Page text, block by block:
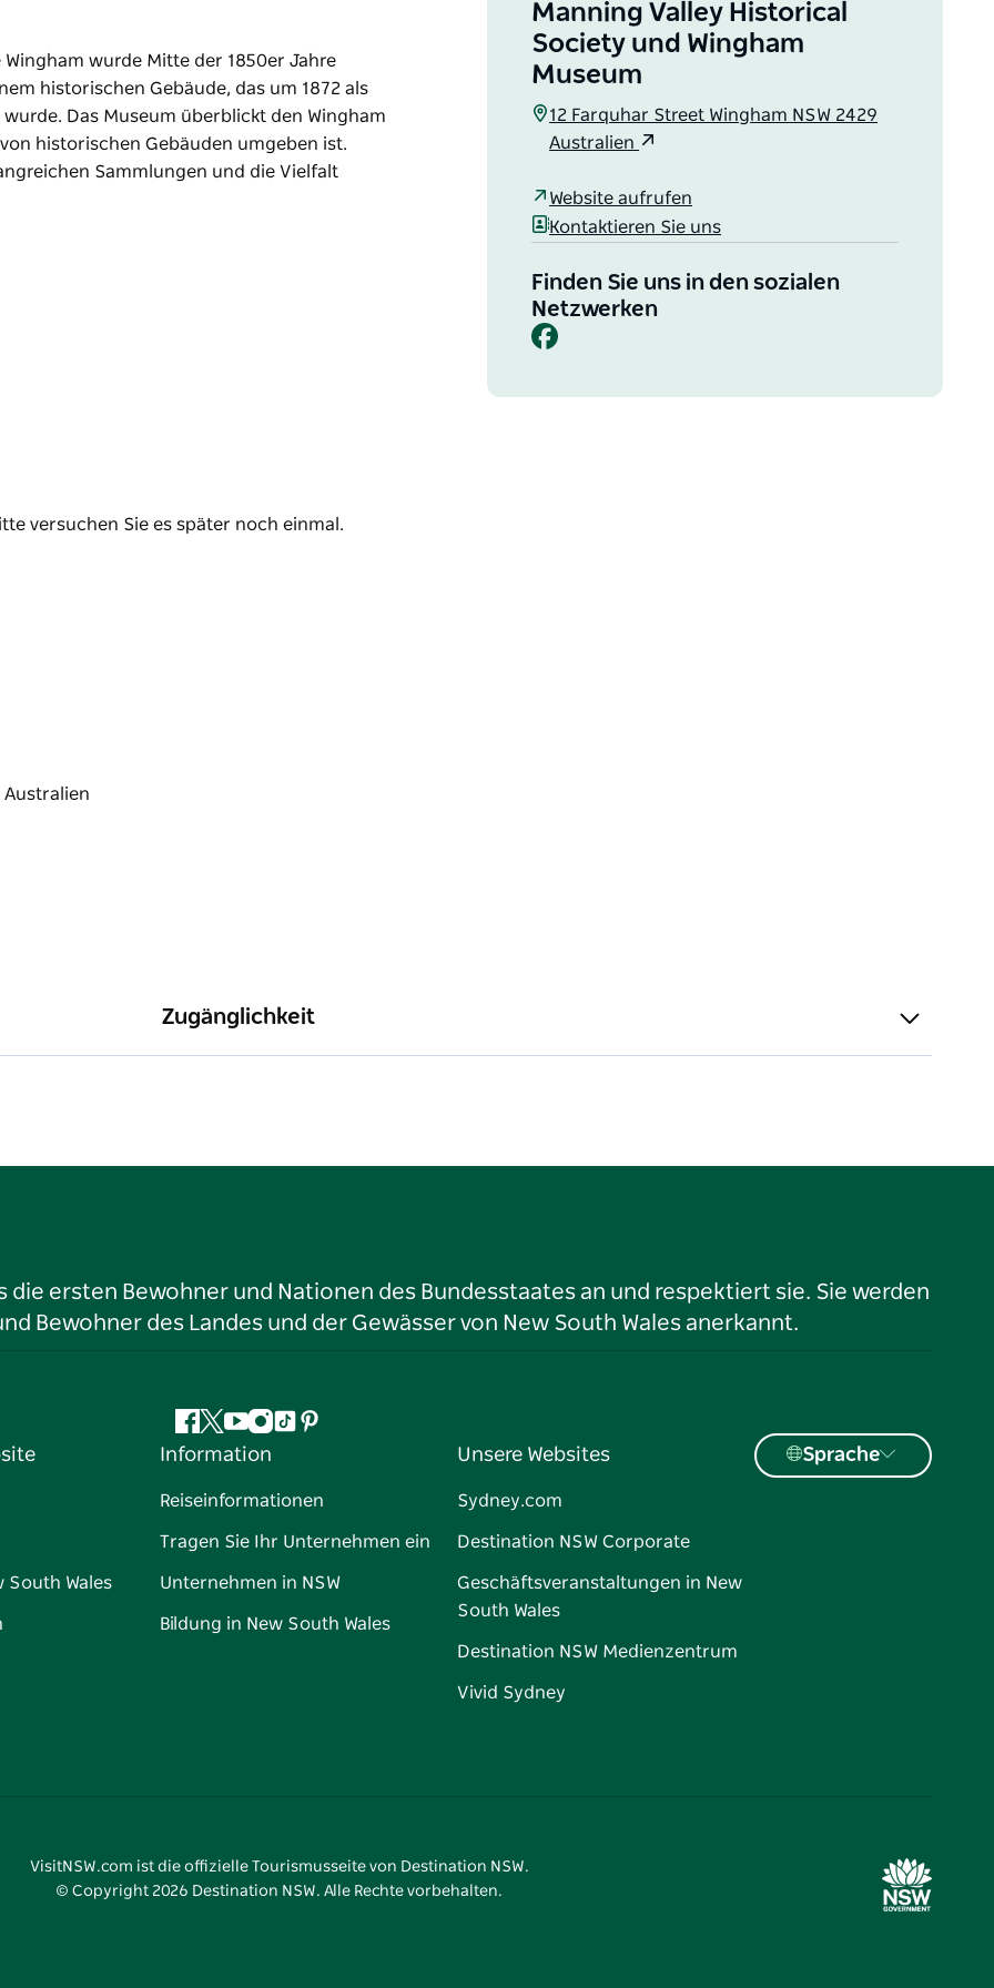
wurde Mitte der 1850er Jahre
historischen Gebäude, das um 1872 als
Das Museum überblickt den Wingham
historischen Gebäuden umgeben ist.
Sammlungen und die Vielfalt
historischen Gebäude, das um 1872 als
militärische und indigene
Sportandenken.
aus dem 19. Jahrhundert, in der der
Zeitschriften zur lokalen Geschichte, die im
sind dienstags ab Vormittag anwesend.
Manning Valley Historical
Society und Wingham
Museum
12 Farquhar Street Wingham NSW 2429
Australien
Website aufrufen
Kontaktieren Sie uns
Finden Sie uns in den sozialen
Netzwerken
Facebook
versuchen Sie es später noch einmal.
Zugänglichkeit
die ersten Bewohner und Nationen des Bundesstaates an und respektiert sie. Sie werden
Bewohner des Landes und der Gewässer von New South Wales anerkannt.
Facebook
Twitter
YouTube
Instagram
TikTokPinterest
South Wales
Information
Reiseinformationen
Tragen Sie Ihr Unternehmen ein
Unternehmen in NSW
Bildung in New South Wales
Unsere Websites
Sydney.com
Destination NSW Corporate
Geschäftsveranstaltungen in New
South Wales
Destination NSW Medienzentrum
Vivid Sydney
Sprache
VisitNSW.com ist die offizielle Tourismusseite von Destination NSW.
© Copyright 2026 Destination NSW. Alle Rechte vorbehalten.